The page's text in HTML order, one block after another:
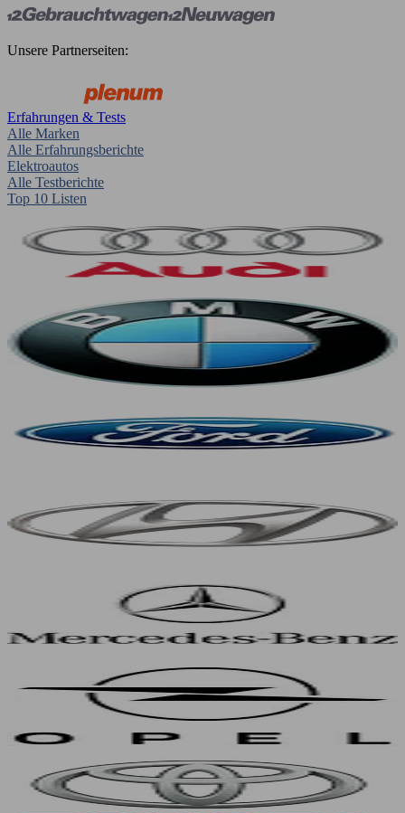
Unsere Partnerseiten:
Erfahrungen & Tests
Alle Marken
Alle Erfahrungsberichte
Elektroautos
Alle Testberichte
Top 10 Listen